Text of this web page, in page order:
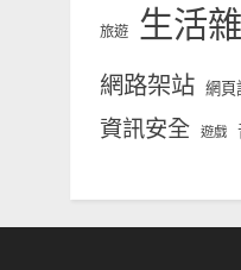
旅遊 生活
網路架站 網頁
資訊安全 遊戲